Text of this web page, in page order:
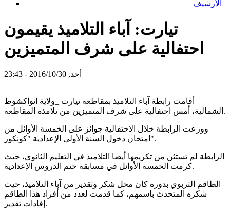
الأرشيف
تيارت: آباء التلاميذ يقيمون
احتفالية على شرف المتميزين
أحد, 2016/10/30 - 23:43
أقامت رابطة آباء التلاميذ بمقاطعة تيارت _ولاية انواكشوط
الشمالية، أمس احتفالية على شرف المتميزين من تلامذة المقاطعة.
ووزعت الرابطة خلال الاحتفالية جوائز على الخمسة الأوائل من
امتحان دخول السنة الأولى الإعدادية "كونكور".
الرابطة لم تستثن من تكريمها أيضا التلاميذ في التعليم الثانوي، حيث
كرمت الخمسة الأوائل في مسابقة ختم الدروس الإعدادية.
الطاقم التربوي بدوره كان محل شكر وتقدير من آباء التلاميذ، حيث
شكره المتحدث باسمهم، كما قدمت لعدد من أفراد هذا الطاقم
إفادات تقدير.